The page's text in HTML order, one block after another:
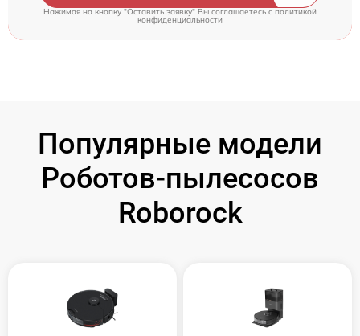
Нажимая на кнопку "Оставить заявку" Вы соглашаетесь c политикой
конфиденциальности
Популярные модели
Роботов-пылесосов
Roborock